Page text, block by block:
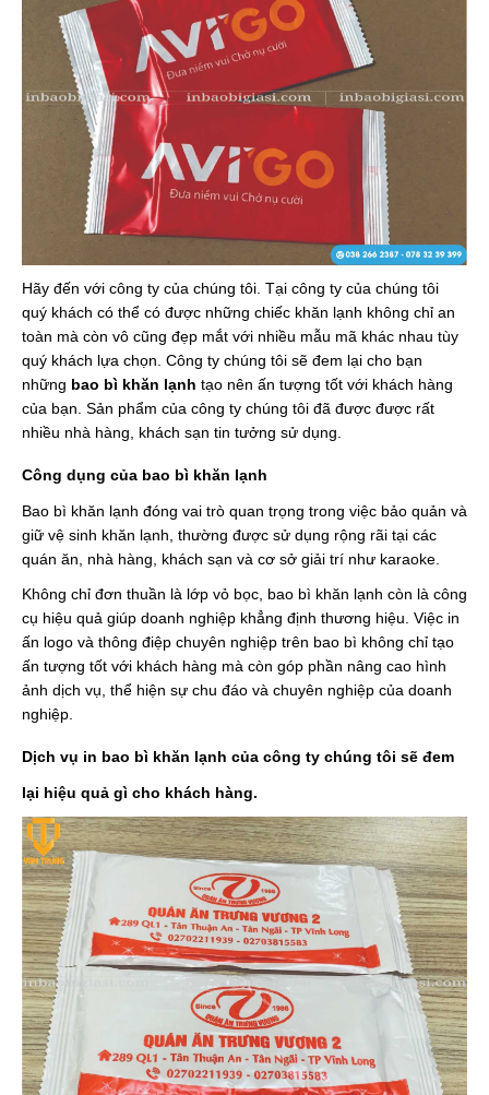
Hãy đến với công ty của chúng tôi. Tại công ty của chúng tôi
quý khách có thể có được những chiếc khăn lạnh không chỉ an
toàn mà còn vô cũng đẹp mắt với nhiều mẫu mã khác nhau tùy
quý khách lựa chọn. Công ty chúng tôi sẽ đem lại cho bạn
những bao bì khăn lạnh tạo nên ấn tượng tốt với khách hàng
của bạn. Sản phẩm của công ty chúng tôi đã được được rất
nhiều nhà hàng, khách sạn tin tưởng sử dụng.
Công dụng của bao bì khăn lạnh
Bao bì khăn lạnh đóng vai trò quan trọng trong việc bảo quản và
giữ vệ sinh khăn lạnh, thường được sử dụng rộng rãi tại các
quán ăn, nhà hàng, khách sạn và cơ sở giải trí như karaoke.
Không chỉ đơn thuần là lớp vỏ bọc, bao bì khăn lạnh còn là công
cụ hiệu quả giúp doanh nghiệp khẳng định thương hiệu. Việc in
ấn logo và thông điệp chuyên nghiệp trên bao bì không chỉ tạo
ấn tượng tốt với khách hàng mà còn góp phần nâng cao hình
ảnh dịch vụ, thể hiện sự chu đáo và chuyên nghiệp của doanh
nghiệp.
Dịch vụ in bao bì khăn lạnh của công ty chúng tôi sẽ đem
lại hiệu quả gì cho khách hàng.